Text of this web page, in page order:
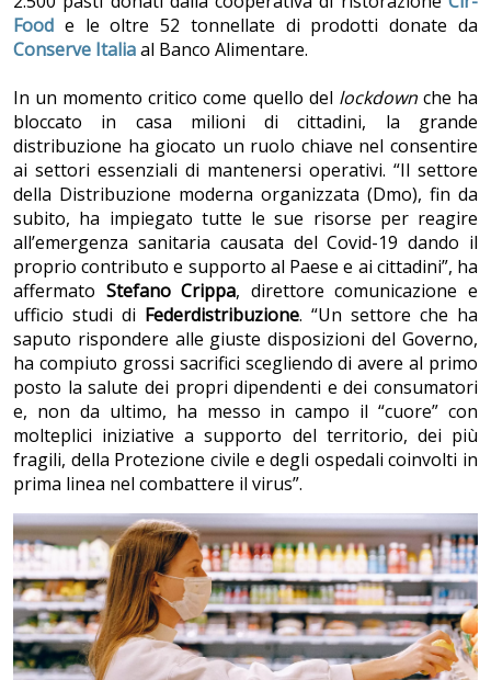
Food e le oltre 52 tonnellate di prodotti donate da
Conserve Italiaal Banco Alimentare.
In un momento critico come quello del lockdownche ha
bloccato in casa milioni di cittadini, la grande
distribuzione ha giocato un ruolo chiave nel consentire
ai settori essenziali di mantenersi operativi. “Il settore
della Distribuzione moderna organizzata (Dmo), fin da
subito, ha impiegato tutte le sue risorse per reagire
all’emergenza sanitaria causata del Covid-19 dando il
proprio contributo e supporto al Paese e ai cittadini”, ha
affermato Stefano Crippa, direttore comunicazione e
ufficio studi di Federdistribuzione. “Un settore che ha
saputo rispondere alle giuste disposizioni del Governo,
ha compiuto grossi sacrifici scegliendo di avere al primo
posto la salute dei propri dipendenti e dei consumatori
e, non da ultimo, ha messo in campo il “cuore” con
molteplici iniziative a supporto del territorio, dei più
fragili, della Protezione civile e degli ospedali coinvolti in
prima linea nel combattere il virus”.